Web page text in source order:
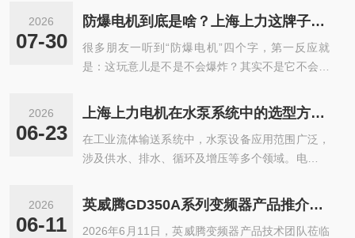
2026
07-30
防爆电机到底是啥？上海上力这牌子怎么样？
很多朋友一听到“防爆电机”四个字，第一反应就
是：这玩意儿是不是不会爆炸？其实不是它不会爆
2026
06-23
上海上力电机在水泵系统中的选型方法及常见配置分析
在工业流体输送系统中，水泵设备应用范围广泛，
涉及供水、排水、循环及增压等多个领域。电机作
2026
06-11
英威腾GD350A系列变频器产品推介走进上海上力电机 共建高效工业驱动解决方案
2026年6月11日，英威腾变频器产品技术团队莅临